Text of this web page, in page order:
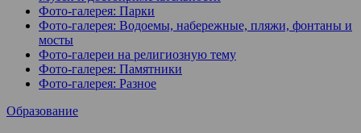
Фото-галерея: Парки
Фото-галерея: Водоемы, набережные, пляжи, фонтаны и
мосты
Фото-галереи на религиозную тему
Фото-галерея: Памятники
Фото-галерея: Разное
Образование